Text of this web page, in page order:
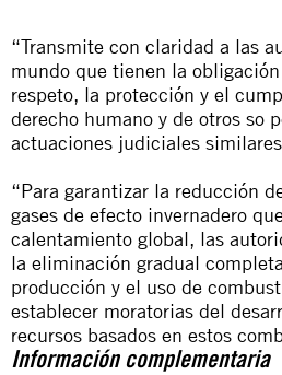
“Transmite con claridad a las
mundo que tienen la
respeto, la protección y el
derecho humano y de otros so
actuaciones judiciales
“Para garantizar la reducción
gases de efecto invernadero
calentamiento global, las
la eliminación gradual
producción y el uso de
establecer moratorias del
recursos basados en estos
Información complementaria